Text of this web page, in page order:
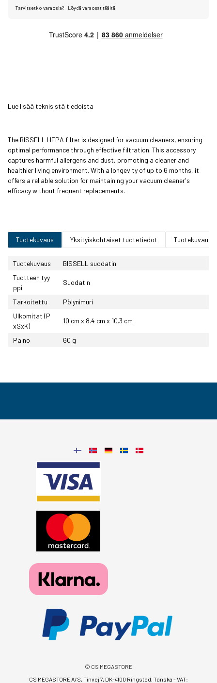
Tarvitsetko varaosia? - Löydä varaosat täältä.
Lue lisää teknisistä tiedoista
The BISSELL HEPA filter is designed for vacuum cleaners, ensuring
optimal performance through effective filtration. This accessory
captures harmful allergens and dust, promoting a cleaner and
healthier living environment. With a longevity of up to 6 months, it
offers a reliable solution for maintaining your vacuum cleaner's
efficacy without frequent replacements.
Tuotekuvaus Yksityiskohtaiset tuotetiedot Tuotekuvaus
Tuotekuvaus
BISSELL suodatin
Tuotteen tyy
ppi
Suodatin
Tarkoitettu
Pölynimuri
Ulkomitat (P
xSxK)
10 cm x 8.4 cm x 10.3 cm
Paino 60 g
© CS MEGASTORE
CS MEGASTORE A/S, Tinvej 7, DK-4100 Ringsted, Tanska - VAT: